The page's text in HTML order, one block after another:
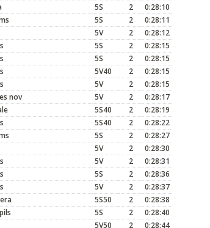
5S 2
0:28:10
5S 2
0:28:11
5V 2
0:28:12
5S 2
0:28:15
5S 2
0:28:15
5V40 2
0:28:15
5V 2
0:28:15
nov 5V 2
0:28:17
5S40 2
0:28:19
5S40 2
0:28:22
5S 2
0:28:27
5V 2
0:28:30
5V 2
0:28:31
5S 2
0:28:36
5V 2
0:28:37
5S50 2
0:28:38
5S 2
0:28:40
5V50 2 0:28:44